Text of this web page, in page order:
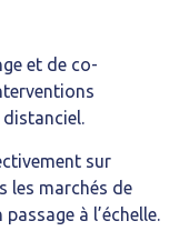
et de co-
distanciel.
sur
les marchés de
à l’échelle.